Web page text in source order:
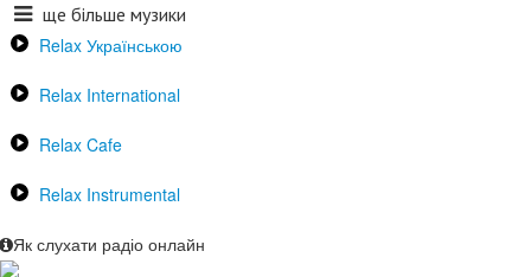
ще більше музики
Relax Українською
Relax International
Relax Cafe
Relax Instrumental
Як слухати радіо онлайн